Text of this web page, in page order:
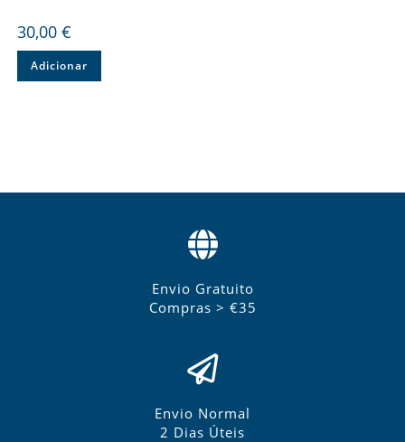
30,00 €
Adicionar
Envio Gratuito
Compras > €35
Envio Normal
2 Dias Úteis